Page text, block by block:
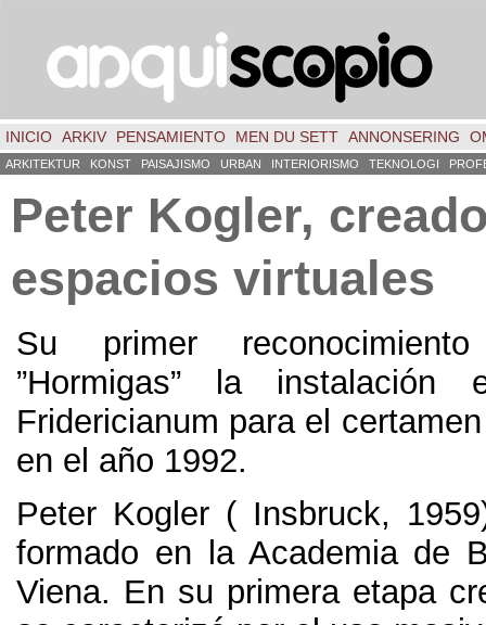
INICIO ARKIV PENSAMIENTO MEN DU SETT ANNONSERING
ARKITEKTUR KONST PAISAJISMO URBAN INTERIORISMO TEKNOLOGI
Peter Kogler,
espacios virtuales
Su primer reconocimiento
”Hormigas”
la instalación
Fridericianum para el
en el año 1992.
Peter Kogler ( Insbruck,
formado en la Academia de
Viena. En su primera etapa